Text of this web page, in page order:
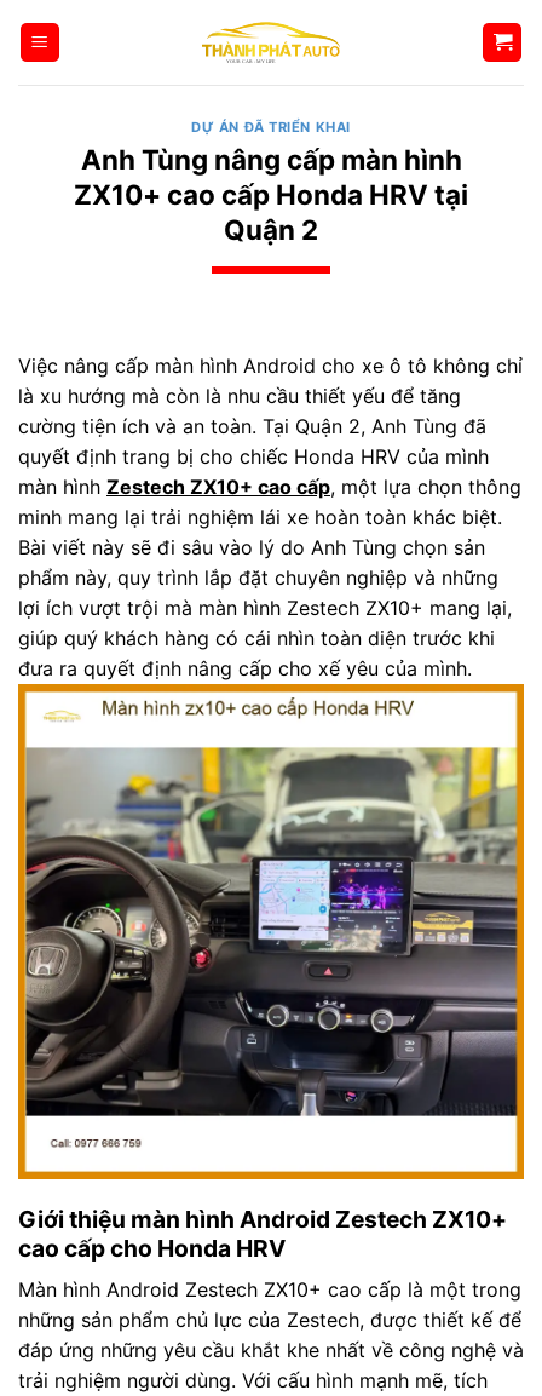
qua
DỰ ÁN ĐÃ TRIỂN KHAI
Anh Tùng nâng cấp màn hình
ZX10+ cao cấp Honda HRV tại
Quận 2
Việc nâng cấp màn hình Android cho xe ô tô không chỉ
là xu hướng mà còn là nhu cầu thiết yếu để tăng
cường tiện ích và an toàn. Tại Quận 2, Anh Tùng đã
quyết định trang bị cho chiếc Honda HRV của mình
màn hình Zestech ZX10+ cao cấp, một lựa chọn thông
minh mang lại trải nghiệm lái xe hoàn toàn khác biệt.
Bài viết này sẽ đi sâu vào lý do Anh Tùng chọn sản
phẩm này, quy trình lắp đặt chuyên nghiệp và những
lợi ích vượt trội mà màn hình Zestech ZX10+ mang lại,
giúp quý khách hàng có cái nhìn toàn diện trước khi
đưa ra quyết định nâng cấp cho xế yêu của mình.
Giới thiệu màn hình Android Zestech ZX10+
cao cấp cho Honda HRV
Màn hình Android Zestech ZX10+ cao cấp là một trong
những sản phẩm chủ lực của Zestech, được thiết kế để
đáp ứng những yêu cầu khắt khe nhất về công nghệ và
trải nghiệm người dùng. Với cấu hình mạnh mẽ, tích